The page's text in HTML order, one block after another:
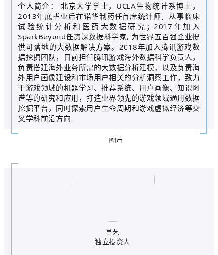
个人简介： 北京大学学士，UCLA生物统计系博士，
2013年底毕业后在诺华制药任首席统计师，从事临床
试验统计分析和医药大数据研究；2017年加入
SparkBeyond任资深数据科学家, 为世界五百强企业提
供可落地的大数据解决方案。2018年加入腾讯游戏数
据挖掘团队，目前担任腾讯游戏海外数据科学负责人，
负责搭建海外业务所需的大数据分析建模，以及负责海
外用户画像建设和市场用户相关的分析洞察工作，致力
于游戏领域的机器学习、推荐系统、用户画像、知识图
谱等的研究和应用，打造业界领先的游戏领域通用数据
挖掘平台，同时探索用户生命周期和游戏虚拟经济等交
叉学科前沿方向。
单艺
独立投资人